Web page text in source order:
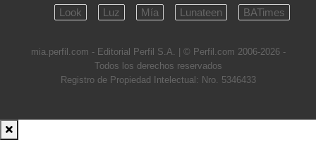
Look
Luz Mía Lunateen BATimes
mia.perfil.com - Editorial Perfil S.A. | © Perfil.com 2006-2026 -
Todos los derechos reservados
Registro de Propiedad Intelectual: Nro. 5346433